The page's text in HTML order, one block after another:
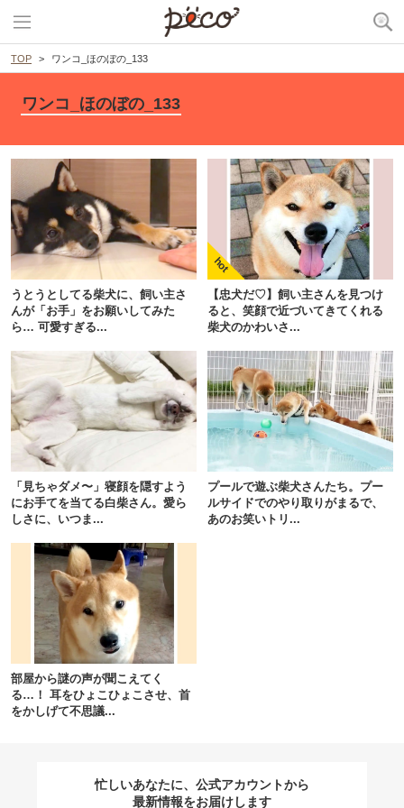
TOP ワンコ_ほのぼの_133
ワンコ_ほのぼの_133
うとうとしてる柴犬に、飼い主さ
んが「お手」をお願いしてみた
ら… 可愛すぎる...
【忠犬だ♡】飼い主さんを見つけ
ると、笑顔で近づいてきてくれる
柴犬のかわいさ...
「見ちゃダメ〜」寝顔を隠すよう
にお手てを当てる白柴さん。愛ら
しさに、いつま...
プールで遊ぶ柴犬さんたち。プー
ルサイドでのやり取りがまるで、
あのお笑いトリ...
部屋から謎の声が聞こえてく
る…！ 耳をひょこひょこさせ、首
をかしげて不思議...
忙しいあなたに、公式アカウントから
最新情報をお届けします
閉じる
pecodogs
いぬ部をフォロー
アプリで開く
アプリをダウンロードする